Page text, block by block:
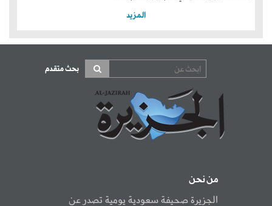
المزيد
بحث متقدم
من نحن
الجزيرة صحيفة سعودية يومية تصدر عن